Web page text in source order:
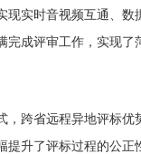
现实时音视频互通、
完成评审工作，实现
，跨省远程异地评标
提升了评标过程的公正